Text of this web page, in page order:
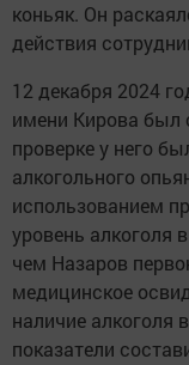
коньяк. Он
действия
12 декабря 2024
имени Кирова был
проверке у него
алкогольного
использованием
уровень алкоголя
чем Назаров
медицинское
наличие алкоголя
показатели